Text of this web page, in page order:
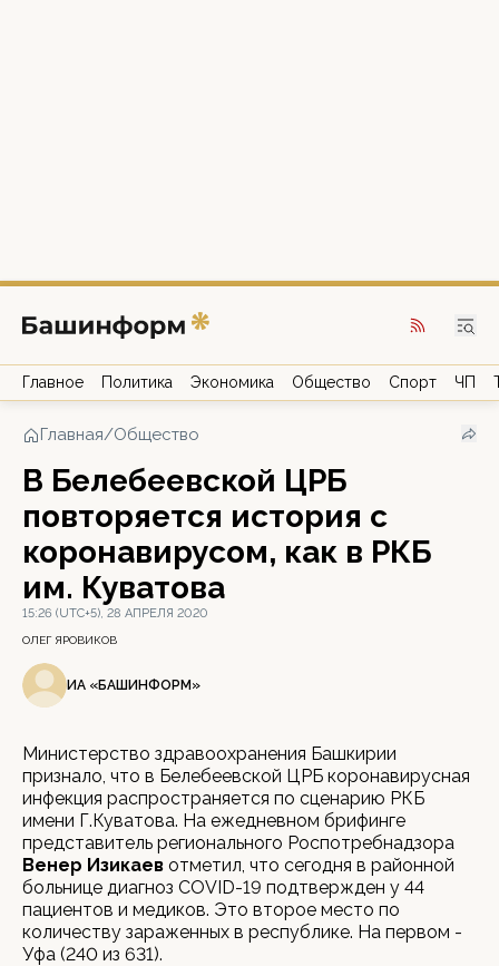
Главное Политика Экономика Общество Спорт ЧП
Главная/Общество
В Белебеевской ЦРБ
повторяется история с
коронавирусом, как в РКБ
им. Куватова
15:26 (UTC+5), 28 АПРЕЛЯ 2020
ОЛЕГ ЯРОВИКОВ
ИА «БАШИНФОРМ»
Министерство здравоохранения Башкирии
признало, что в Белебеевской ЦРБ коронавирусная
инфекция распространяется по сценарию РКБ
имени Г.Куватова. На ежедневном брифинге
представитель регионального Роспотребнадзора
Венер Изикаев отметил, что сегодня в районной
больнице диагноз COVID-19 подтвержден у 44
пациентов и медиков. Это второе место по
количеству зараженных в республике. На первом -
Уфа (240 из 631).